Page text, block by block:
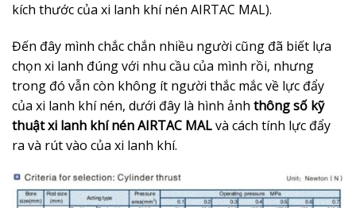
kích thước của xi lanh khí nén AIRTAC MAL).
Đến đây mình chắc chắn nhiều người cũng đã biết lựa
chọn xi lanh đúng với nhu cầu của mình rồi, nhưng
trong đó vẫn còn không ít người thắc mắc về lực đẩy
của xi lanh khí nén, dưới đây là hình ảnh thông số kỹ
thuật xi lanh khí nén AIRTAC MALvà cách tính lực đẩy
ra và rút vào của xi lanh khí.